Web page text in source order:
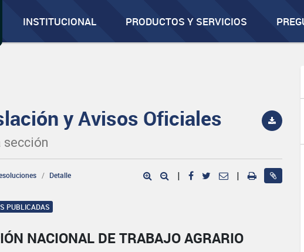
INSTITUCIONAL PRODUCTOS Y SERVICIOS
y Avisos Oficiales
sección
Detalle | |
PUBLICADAS
NACIONAL DE TRABAJO AGRARIO